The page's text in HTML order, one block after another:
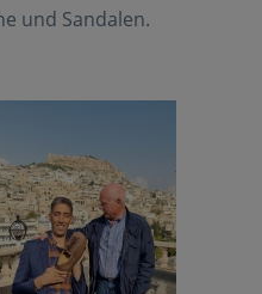
und Sandalen.